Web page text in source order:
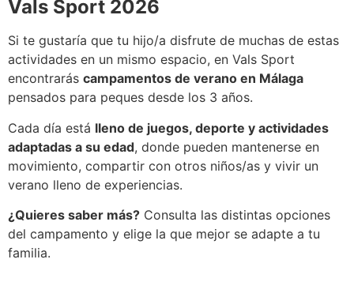
Vals Sport 2026
Si te gustaría que tu hijo/a disfrute de muchas de estas
actividades en un mismo espacio, en Vals Sport
encontrarás campamentos de verano en Málaga
pensados para peques desde los 3 años.
Cada día está lleno de juegos, deporte y actividades
adaptadas a su edad, donde pueden mantenerse en
movimiento, compartir con otros niños/as y vivir un
verano lleno de experiencias.
¿Quieres saber más? Consulta las distintas opciones
del campamento y elige la que mejor se adapte a tu
familia.